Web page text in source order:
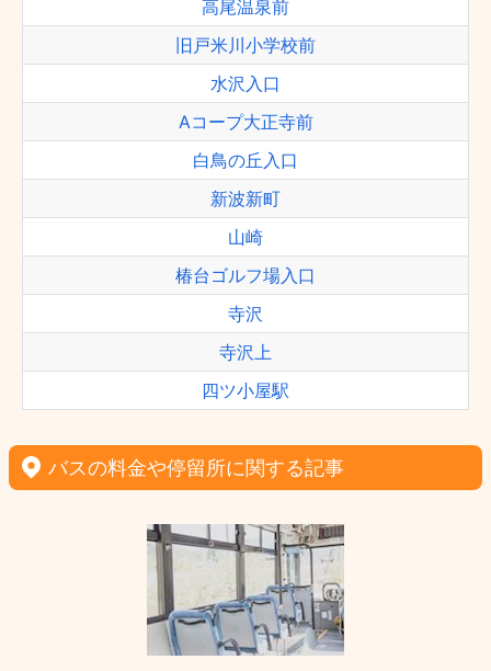
高尾温泉前
旧戸米川小学校前
水沢入口
Aコープ大正寺前
白鳥の丘入口
新波新町
山崎
椿台ゴルフ場入口
寺沢
寺沢上
四ツ小屋駅
バスの料金や停留所に関する記事